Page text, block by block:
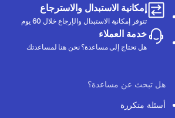
إمكانية الاستبدال والاسترجاع
تتوفر إمكانية الاستبدال والإرجاع خلال 60 يوم
خدمة العملاء
هل تحتاج إلى مساعدة؟ نحن هنا لمساعدتك
هل تبحث عن مساعدة؟
أسئلة متكررة